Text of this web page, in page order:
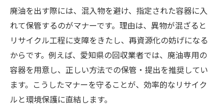
廃油を出す際には、混入物を避け、指定された容器に入
れて保管するのがマナーです。理由は、異物が混ざると
リサイクル工程に支障をきたし、再資源化の妨げになる
からです。例えば、愛知県の回収業者では、廃油専用の
容器を用意し、正しい方法での保管・提出を推奨してい
ます。こうしたマナーを守ることが、効率的なリサイク
ルと環境保護に直結します。